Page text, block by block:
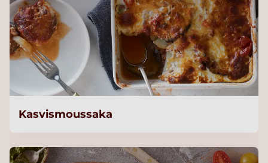
Kasvismoussaka